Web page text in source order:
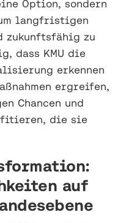
Option, sondern
langfristigen
zukunftsfähig zu
dass KMU die
erkennen
ergreifen,
Chancen und
die sie
auf